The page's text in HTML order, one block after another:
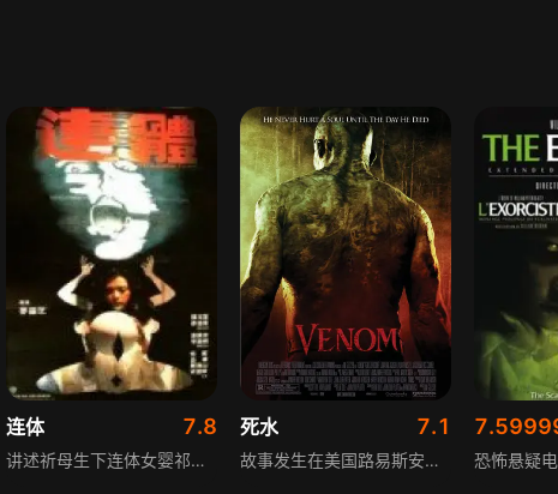
连体 7.8
讲述祈母生下连体女婴祁宝儿和贝儿，必须实施分割手术，祈母为救宝儿只好牺牲贝儿，从此贝儿的鬼魂便缠扰宝儿，直到宝儿大学毕业回港，贝儿屡次加害宝儿，更欲夺走其男友潘子勤，最后连体婴灵贝儿再度复活，祈父被杀，祈母也自杀而死，一连串令人匪夷所思的事接踵而来，充满恐怖与悬疑的氛围。
死水 7.1
故事发生在美国路易斯安那州，一场意外交通事故导致司机雷和艾米死亡，年轻女子艾登是唯一目击者。惨剧并未结束，雷的尸体无故失踪，一连串匪夷所思的事接连发生。艾登和朋友发掘真相，找到艾米的孙女，得知艾米是精通魔法的女祭司，曾将恶灵封印在皮箱中，车祸中皮箱被打开，恶灵附在雷身上重返人间，只为大开杀戒。
驱魔人